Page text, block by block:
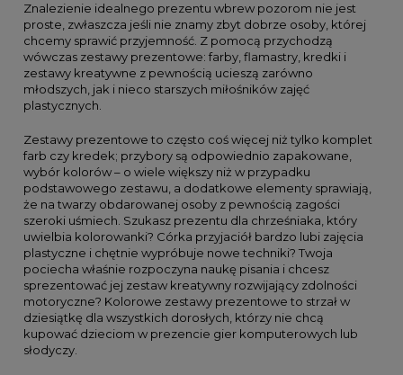
Znalezienie idealnego prezentu wbrew pozorom nie jest
proste, zwłaszcza jeśli nie znamy zbyt dobrze osoby, której
chcemy sprawić przyjemność. Z pomocą przychodzą
wówczas zestawy prezentowe: farby, flamastry, kredki i
zestawy kreatywne z pewnością ucieszą zarówno
młodszych, jak i nieco starszych miłośników zajęć
plastycznych.
Zestawy prezentowe to często coś więcej niż tylko komplet
farb czy kredek; przybory są odpowiednio zapakowane,
wybór kolorów – o wiele większy niż w przypadku
podstawowego zestawu, a dodatkowe elementy sprawiają,
że na twarzy obdarowanej osoby z pewnością zagości
szeroki uśmiech. Szukasz prezentu dla chrześniaka, który
uwielbia kolorowanki? Córka przyjaciół bardzo lubi zajęcia
plastyczne i chętnie wypróbuje nowe techniki? Twoja
pociecha właśnie rozpoczyna naukę pisania i chcesz
sprezentować jej zestaw kreatywny rozwijający zdolności
motoryczne? Kolorowe zestawy prezentowe to strzał w
dziesiątkę dla wszystkich dorosłych, którzy nie chcą
kupować dzieciom w prezencie gier komputerowych lub
słodyczy.